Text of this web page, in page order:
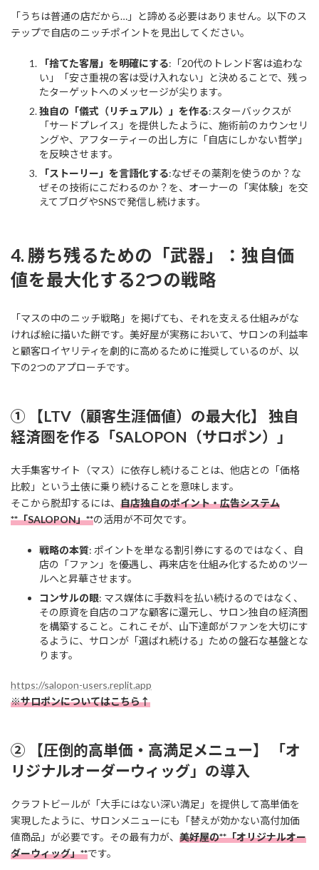
「うちは普通の店だから…」と諦める必要はありません。以下のス
テップで自店のニッチポイントを見出してください。
「捨てた客層」を明確にする:「20代のトレンド客は追わな
い」「安さ重視の客は受け入れない」と決めることで、残っ
たターゲットへのメッセージが尖ります。
独自の「儀式（リチュアル）」を作る:スターバックスが
「サードプレイス」を提供したように、施術前のカウンセリ
ングや、アフターティーの出し方に「自店にしかない哲学」
を反映させます。
「ストーリー」を言語化する:なぜその薬剤を使うのか？な
ぜその技術にこだわるのか？を、オーナーの「実体験」を交
えてブログやSNSで発信し続けます。
4. 勝ち残るための「武器」：独自価
値を最大化する2つの戦略
「マスの中のニッチ戦略」を掲げても、それを支える仕組みがな
ければ絵に描いた餅です。美好屋が実務において、サロンの利益率
と顧客ロイヤリティを劇的に高めるために推奨しているのが、以
下の2つのアプローチです。
① 【LTV（顧客生涯価値）の最大化】 独自
経済圏を作る「SALOPON（サロポン）」
大手集客サイト（マス）に依存し続けることは、他店との「価格
比較」という土俵に乗り続けることを意味します。
そこから脱却するには、 自店独自のポイント・広告システム
**「SALOPON」**の活用が不可欠です。
戦略の本質: ポイントを単なる割引券にするのではなく、自
店の「ファン」を優遇し、再来店を仕組み化するためのツー
ルへと昇華させます。
コンサルの眼: マス媒体に手数料を払い続けるのではなく、
その原資を自店のコアな顧客に還元し、サロン独自の経済圏
を構築すること。これこそが、山下達郎がファンを大切にす
るように、サロンが「選ばれ続ける」ための盤石な基盤とな
ります。
https://salopon-users.replit.app
※サロポンについてはこちら↑
② 【圧倒的高単価・高満足メニュー】 「オ
リジナルオーダーウィッグ」の導入
クラフトビールが「大手にはない深い満足」を提供して高単価を
実現したように、サロンメニューにも「替えが効かない高付加価
値商品」が必要です。その最有力が、 美好屋の**「オリジナルオー
ダーウィッグ」**です。